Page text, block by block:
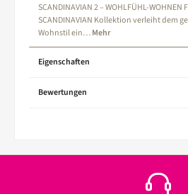
SCANDINAVIAN 2 – WOHLFÜHL-WOHNEN
SCANDINAVIAN Kollektion verleiht dem
Wohnstil ein…Mehr
Eigenschaften
Bewertungen